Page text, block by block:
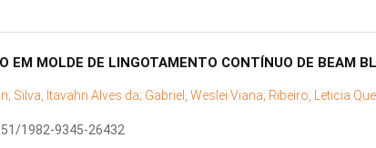
EM MOLDE DE LINGOTAMENTO CONTÍNUO DE BEAM
Silva, Itavahn Alves da; Gabriel, Weslei Viana; Ribeiro, Leticia
1982-9345-26432